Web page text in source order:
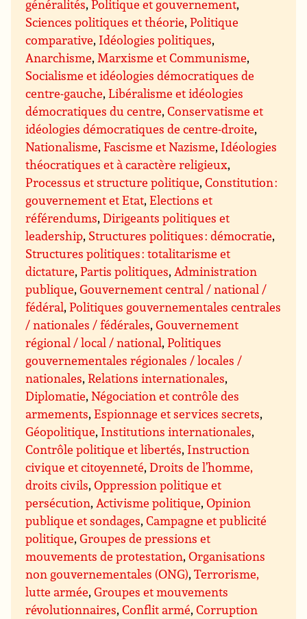
généralités,Politique et gouvernement,
Sciences politiques et théorie,Politique
comparative, Idéologies politiques,
Anarchisme,Marxisme et Communisme,
Socialisme et idéologies démocratiques de
centre-gauche,Libéralisme et idéologies
démocratiques du centre,Conservatisme et
idéologies démocratiques de centre-droite,
Nationalisme,Fascisme et Nazisme, Idéologies
théocratiques et à caractère religieux,
Processus et structure politique,Constitution :
gouvernement et Etat,Elections et
référendums,Dirigeants politiques et
leadership, Structures politiques : démocratie,
Structures politiques : totalitarisme et
dictature,Partis politiques,Administration
publique,Gouvernement central / national /
fédéral,Politiques gouvernementales centrales
/ nationales / fédérales,Gouvernement
régional / local / national,Politiques
gouvernementales régionales / locales /
nationales,Relations internationales,
Diplomatie,Négociation et contrôle des
armements,Espionnage et services secrets,
Géopolitique, Institutions internationales,
Contrôle politique et libertés, Instruction
civique et citoyenneté,Droits de l’homme,
droits civils,Oppression politique et
persécution,Activisme politique,Opinion
publique et sondages,Campagne et publicité
politique,Groupes de pressions et
mouvements de protestation,Organisations
non gouvernementales (ONG),Terrorisme,
lutte armée,Groupes et mouvements
révolutionnaires,Conflit armé,Corruption